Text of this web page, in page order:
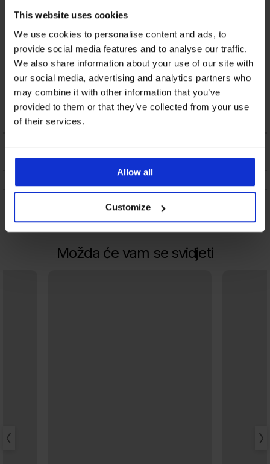
This website uses cookies
We use cookies to personalise content and ads, to
provide social media features and to analyse our traffic.
We also share information about your use of our site with
our social media, advertising and analytics partners who
may combine it with other information that you’ve
provided to them or that they’ve collected from your use
of their services.
Allow all
Customize
Košulja od modala
Cabo print kratka 2
u 1
27,59 €
DOSTAVA I PLAĆANJE
Možda će vam se svidjeti